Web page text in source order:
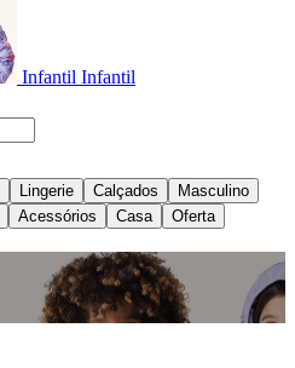
Infantil Infantil
Lingerie Calçados
Masculino
Acessórios Casa Oferta